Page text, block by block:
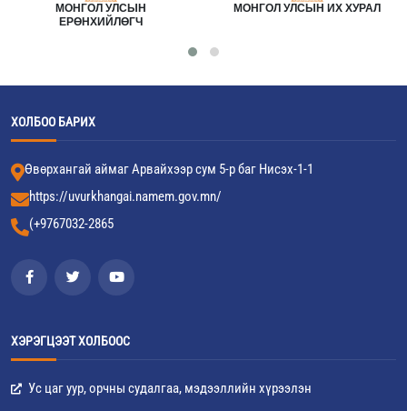
МОНГОЛ УЛСЫН
ЕРӨНХИЙЛӨГЧ
МОНГОЛ УЛСЫН ИХ ХУРАЛ
ХОЛБОО БАРИХ
Өвөрхангай аймаг Арвайхээр сум 5-р баг Нисэх-1-1
https://uvurkhangai.namem.gov.mn/
(+9767032-2865
ХЭРЭГЦЭЭТ ХОЛБООС
Ус цаг уур, орчны судалгаа, мэдээллийн хүрээлэн